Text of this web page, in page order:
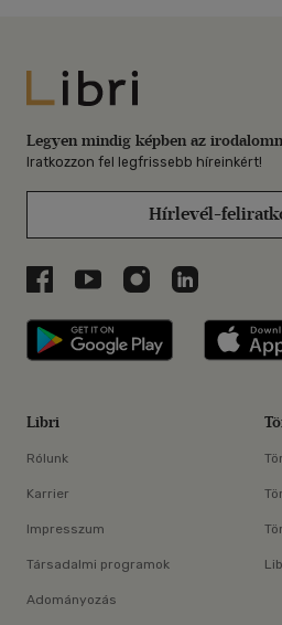
Libri
Legyen mindig képben az
Iratkozzon fel legfrissebb híreinkért!
Hírlevél-
Libri a Facebookon
Libri a Youtube-on
Libri azLibri a
Libri
Libri
Rólunk
Karrier
Impresszum
Társadalmi programok
Adományozás